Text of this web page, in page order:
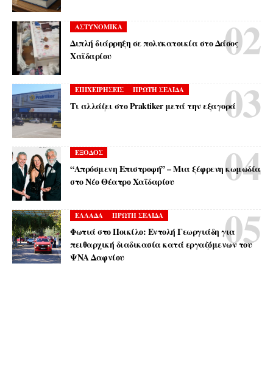
ΑΣΤΥΝΟΜΙΚΑ
Διπλή διάρρηξη σε πολυκατοικία στο Δάσος
Χαϊδαρίου
ΕΠΙΧΕΙΡΗΣΕΙΣ ΠΡΩΤΗ ΣΕΛΙΔΑ
Τι αλλάζει στο Praktiker μετά την εξαγορά
ΕΞΟΔΟΣ
“Απρόσμενη Επιστροφή” – Μια ξέφρενη κωμωδία
στο Νέο Θέατρο Χαϊδαρίου
ΕΛΛΑΔΑ ΠΡΩΤΗ ΣΕΛΙΔΑ
Φωτιά στο Ποικίλο: Εντολή Γεωργιάδη για
πειθαρχική διαδικασία κατά εργαζόμενων του
ΨΝΑ Δαφνίου